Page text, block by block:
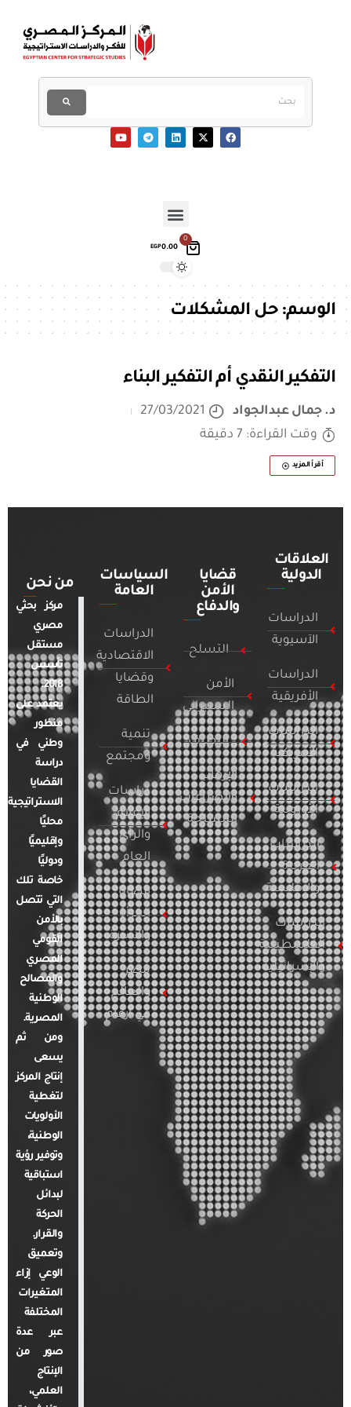
0
EGP0.00
الوسم:حل المشكلات
التفكير النقدي أم التفكير البناء
د. جمال عبدالجواد
27/03/2021
وقت القراءة: 7 دقيقة
أقرأ المزيد
العلاقات
الدولية
الدراسات
الآسيوية
الدراسات
الأفريقية
الدراسات
الأمريكية
الدراسات
الأوروبية
الدراسات
العربية
والإقليمية
الدراسات
الفلسطينية
والإسرائيلية
قضايا
الأمن
والدفاع
التسلح
الأمن
السيبراني
التطرف
الإرهاب
والصراعات
المسلحة
السياسات
العامة
الدراسات
الاقتصادية
وقضايا
الطاقة
تنمية
ومجتمع
دراسات
الإعلام
والرأي
العام
قضايا
المرأة
والأسرة
مصر
والعالم
في أرقام
من نحن
مركز بحثي
مصري
مستقل
تأسس
2018.
يعتمد على
منظور
وطني في
دراسة
القضايا
الاستراتيجية
محليًا
وإقليميًا
ودوليًا
خاصة تلك
التي تتصل
بالأمن
القومي
المصري
والمصالح
الوطنية
المصرية.
ومن ثم
يسعى
إنتاج المركز
لتغطية
الأولويات
الوطنية،
وتوفير رؤية
استباقية
لبدائل
الحركة
والقرار.
وتعميق
الوعي إزاء
المتغيرات
المختلفة
عبر عدة
صور من
الإنتاج
العلمي،